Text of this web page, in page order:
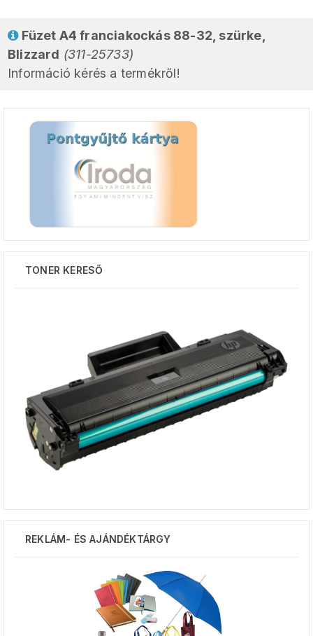
Füzet A4 franciakockás 88-32, szürke,
Blizzard (311-25733)
Információ kérés a termékről!
TONER KERESŐ
REKLÁM- ÉS AJÁNDÉKTÁRGY